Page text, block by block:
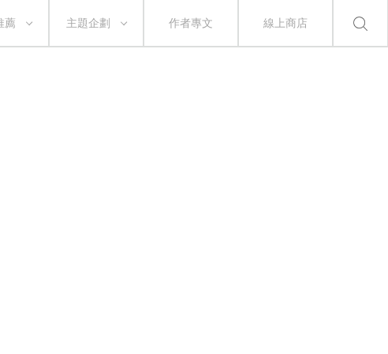
薦 主題企劃 作者專文 線上商店